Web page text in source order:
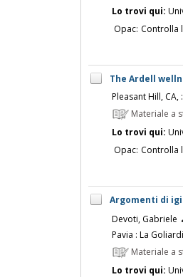
Lo trovi qui:
Opac: Controlla
The Ardell
Pleasant Hill,
Materiale a
Lo trovi qui:
Opac: Controlla
Argomenti di
Devoti, Gabriele
Pavia : La
Materiale a
Lo trovi qui: